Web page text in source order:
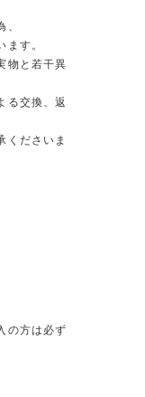
す。
物と若干異
る交換、返
くださいま
の方は必ず